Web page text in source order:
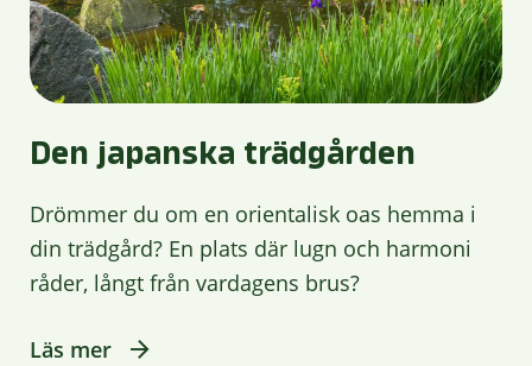
Den japanska trädgården
Drömmer du om en orientalisk oas hemma i
din trädgård? En plats där lugn och harmoni
råder, långt från vardagens brus?
Läs mer